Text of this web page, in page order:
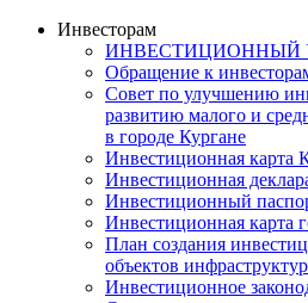
Инвесторам
ИНВЕСТИЦИОННЫЙ
Обращение к
Совет по улучшению
развитию малого и
в городе Кургане
Инвестиционная карта
Инвестиционная
Инвестиционный
Инвестиционная карта
План создания
объектов
Инвестиционное